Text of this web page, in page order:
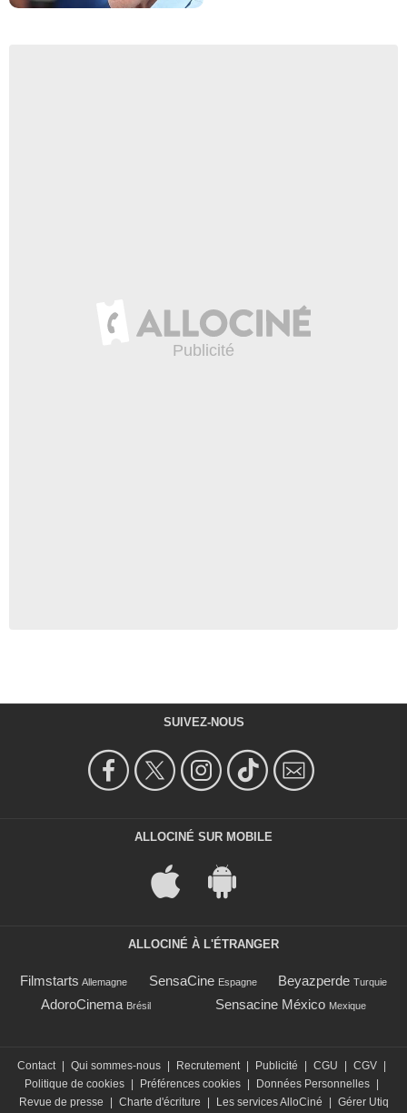
SUIVEZ-NOUS
ALLOCINÉ SUR MOBILE
ALLOCINÉ À L'ÉTRANGER
Filmstarts Allemagne SensaCine Espagne Beyazperde Turquie
AdoroCinema Brésil Sensacine México Mexique
Contact | Qui sommes-nous | Recrutement | Publicité | CGU | CGV |
Politique de cookies | Préférences cookies | Données Personnelles |
Revue de presse
| Charte d'écriture | Les services AlloCiné | Gérer Utiq